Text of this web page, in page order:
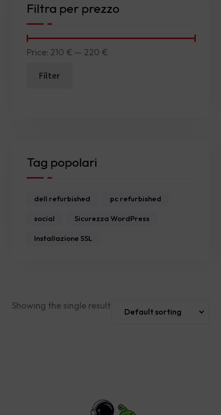
Filtra per prezzo
Filter
Price: 210 € — 220 €
Tag popolari
dell refurbished pc refurbished
social Sicurezza WordPress
Installazione SSL
Showing the single result
Default sorting